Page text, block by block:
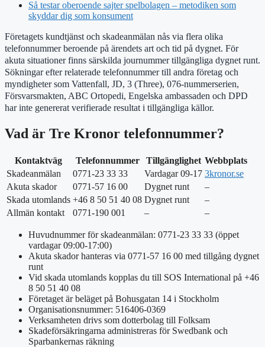
Så testar oberoende sajter spelbolagen – metodiken som
skyddar dig som konsument
Företagets kundtjänst och skadeanmälan nås via flera olika
telefonnummer beroende på ärendets art och tid på dygnet. För
akuta situationer finns särskilda journummer tillgängliga dygnet runt.
Sökningar efter relaterade telefonnummer till andra företag och
myndigheter som Vattenfall, JD, 3 (Three), 076-nummerserien,
Försvarsmakten, ABC Ortopedi, Engelska ambassaden och DPD
har inte genererat verifierade resultat i tillgängliga källor.
Vad är Tre Kronor telefonnummer?
Kontaktväg Telefonnummer Tillgänglighet Webbplats
Skadeanmälan
0771-23 33 33 Vardagar 09-17 3kronor.se
Akuta skador
0771-57 16 00 Dygnet runt
–
Skada utomlands +46 8 50 51 40 08 Dygnet runt
–
Allmän kontakt
0771-190 001 – –
Huvudnummer för skadeanmälan: 0771-23 33 33 (öppet
vardagar 09:00-17:00)
Akuta skador hanteras via 0771-57 16 00 med tillgång dygnet
runt
Vid skada utomlands kopplas du till SOS International på +46
8 50 51 40 08
Företaget är beläget på Bohusgatan 14 i Stockholm
Organisationsnummer: 516406-0369
Verksamheten drivs som dotterbolag till Folksam
Skadeförsäkringarna administreras för Swedbank och
Sparbankernas räkning